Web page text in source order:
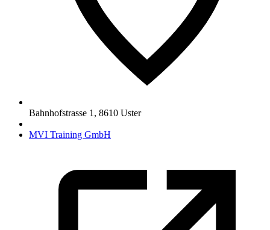
Bahnhofstrasse 1 , 8610 Uster
MVI Training GmbH